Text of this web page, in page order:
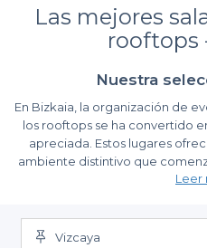
Las mejores
rooftops
Nuestra
En Bizkaia, la organización de
los rooftops se ha convertido
apreciada. Estos lugares
ambiente distintivo que
tus invitados crucen la puerta.
experiencia inolvidable, sino
aire fresco de un entorno
Ventajas de utilizar
Leer
Vizcaya